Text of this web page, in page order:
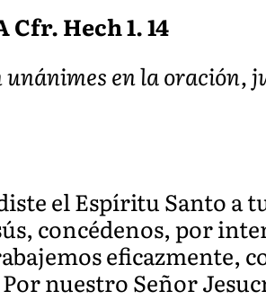
Hech 1. 14
en la oración,
el Espíritu Santo a
concédenos, por
eficazmente,
nuestro Señor